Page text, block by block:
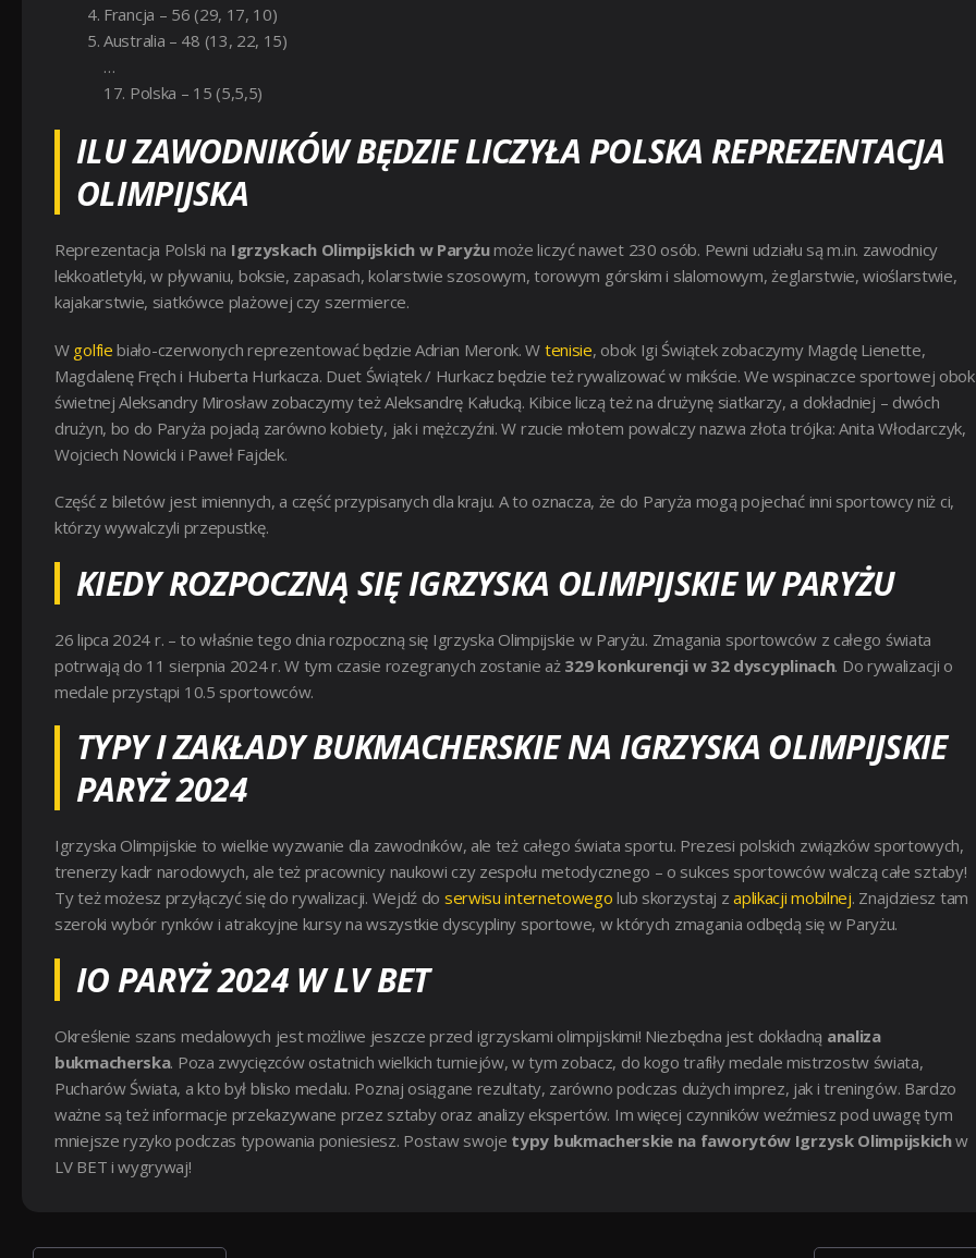
Francja – 56 (29, 17, 10)
Australia – 48 (13, 22, 15)
…
17. Polska – 15 (5,5,5)
ILU ZAWODNIKÓW BĘDZIE LICZYŁA POLSKA REPREZENTACJA
OLIMPIJSKA
Reprezentacja Polski na Igrzyskach Olimpijskich w Paryżumoże liczyć nawet 230 osób. Pewni udziału są m.in. zawodnicy
lekkoatletyki, w pływaniu, boksie, zapasach, kolarstwie szosowym, torowym górskim i slalomowym, żeglarstwie, wioślarstwie,
kajakarstwie, siatkówce plażowej czy szermierce.
W golfie biało-czerwonych reprezentować będzie Adrian Meronk. W tenisie, obok Igi Świątek zobaczymy Magdę Lienette,
Magdalenę Fręch i Huberta Hurkacza. Duet Świątek / Hurkacz będzie też rywalizować w mikście. We wspinaczce sportowej obok
świetnej Aleksandry Mirosław zobaczymy też Aleksandrę Kałucką. Kibice liczą też na drużynę siatkarzy, a dokładniej – dwóch
drużyn, bo do Paryża pojadą zarówno kobiety, jak i mężczyźni. W rzucie młotem powalczy nazwa złota trójka: Anita Włodarczyk,
Wojciech Nowicki i Paweł Fajdek.
Część z biletów jest imiennych, a część przypisanych dla kraju. A to oznacza, że do Paryża mogą pojechać inni sportowcy niż ci,
którzy wywalczyli przepustkę.
KIEDY ROZPOCZNĄ SIĘ IGRZYSKA OLIMPIJSKIE W PARYŻU
26 lipca 2024 r. – to właśnie tego dnia rozpoczną się Igrzyska Olimpijskie w Paryżu. Zmagania sportowców z całego świata
potrwają do 11 sierpnia 2024 r. W tym czasie rozegranych zostanie aż 329 konkurencji w 32 dyscyplinach. Do rywalizacji o
medale przystąpi 10.5 sportowców.
TYPY I ZAKŁADY BUKMACHERSKIE NA IGRZYSKA OLIMPIJSKIE
PARYŻ 2024
Igrzyska Olimpijskie to wielkie wyzwanie dla zawodników, ale też całego świata sportu. Prezesi polskich związków sportowych,
trenerzy kadr narodowych, ale też pracownicy naukowi czy zespołu metodycznego – o sukces sportowców walczą całe sztaby!
Ty też możesz przyłączyć się do rywalizacji. Wejdź do serwisu internetowego lub skorzystaj zaplikacji mobilnej. Znajdziesz tam
szeroki wybór rynków i atrakcyjne kursy na wszystkie dyscypliny sportowe, w których zmagania odbędą się w Paryżu.
IO PARYŻ 2024 W LV BET
Określenie szans medalowych jest możliwe jeszcze przed igrzyskami olimpijskimi! Niezbędna jest dokładną analiza
bukmacherska. Poza zwycięzców ostatnich wielkich turniejów, w tym zobacz, do kogo trafiły medale mistrzostw świata,
Pucharów Świata, a kto był blisko medalu. Poznaj osiągane rezultaty, zarówno podczas dużych imprez, jak i treningów. Bardzo
ważne są też informacje przekazywane przez sztaby oraz analizy ekspertów. Im więcej czynników weźmiesz pod uwagę tym
mniejsze ryzyko podczas typowania poniesiesz. Postaw swoje typy bukmacherskie na faworytów Igrzysk Olimpijskichw
LV BET i wygrywaj!